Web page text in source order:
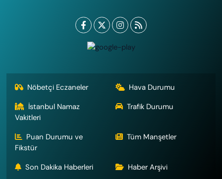
Nöbetçi Eczaneler
Hava Durumu
İstanbul Namaz
Vakitleri
Trafik Durumu
Puan Durumu ve
Fikstür
Tüm Manşetler
Son Dakika Haberleri Haber Arşivi